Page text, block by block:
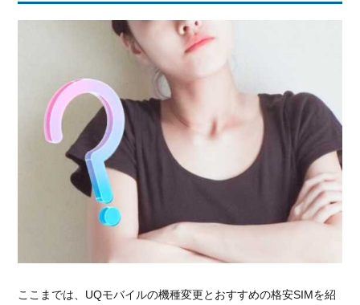
ここまでは、UQモバイルの機種変更とおすすめの格安SIMを紹